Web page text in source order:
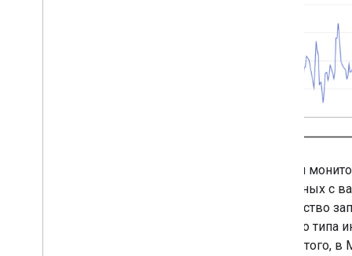
Панели
связанных с
количество
данного типа
Кроме того,